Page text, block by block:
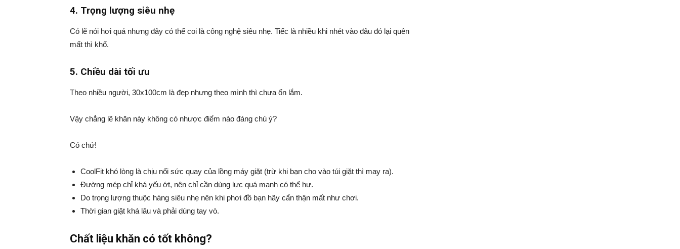
4. Trọng lượng siêu nhẹ
Có lẽ nói hơi quá nhưng đây có thể coi là công nghệ siêu nhẹ. Tiếc là nhiều khi nhét vào đâu đó lại quên
mất thì khổ.
5. Chiều dài tối ưu
Theo nhiều người, 30x100cm là đẹp nhưng theo mình thì chưa ổn lắm.
Vậy chẳng lẽ khăn này không có nhược điểm nào đáng chú ý?
Có chứ!
CoolFit khó lòng là chịu nổi sức quay của lồng máy giặt (trừ khi bạn cho vào túi giặt thì may ra).
Đường mép chỉ khá yếu ớt, nên chỉ cần dùng lực quá mạnh có thể hư.
Do trọng lượng thuộc hàng siêu nhẹ nên khi phơi đồ bạn hãy cẩn thận mất như chơi.
Thời gian giặt khá lâu và phải dùng tay vò.
Chất liệu khăn có tốt không?